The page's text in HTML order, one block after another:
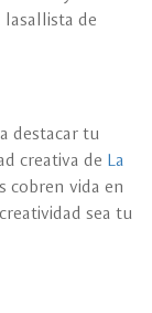
de
destacar tu
creativa de La
cobren vida en
sea tu